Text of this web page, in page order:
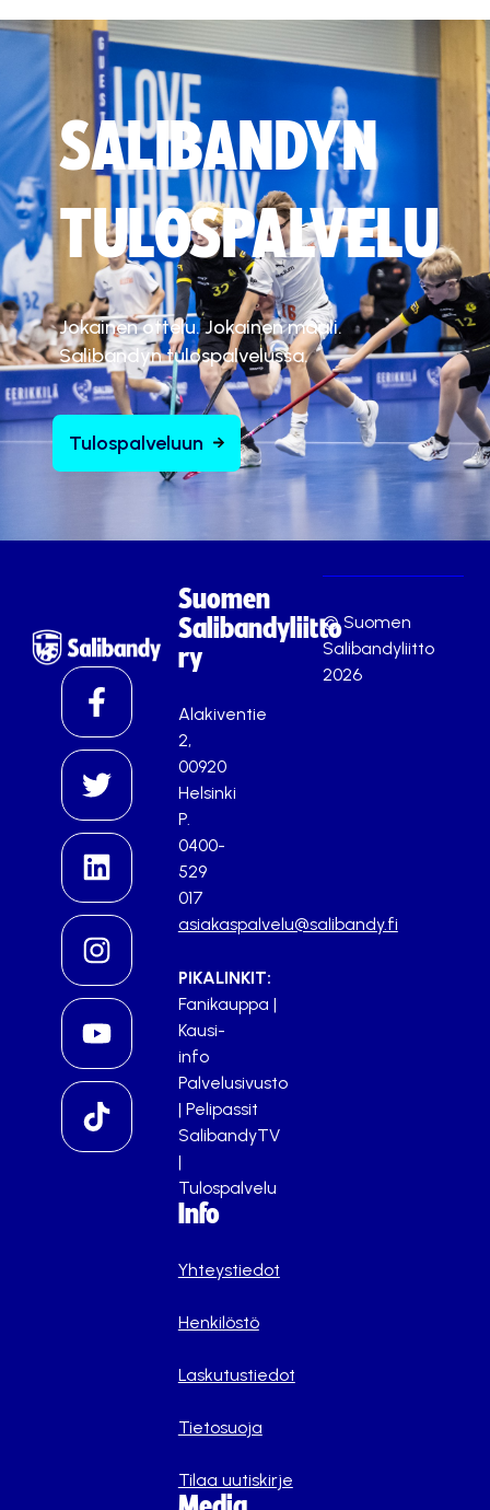
SALIBANDYN
TULOSPALVELU
Jokainen ottelu. Jokainen maali.
Salibandyn tulospalvelussa.
Tulospalveluun
Suomen
Salibandyliitto
ry
Alakiventie
2,
00920
Helsinki
P.
0400-
529
017
asiakaspalvelu@salibandy.fi
PIKALINKIT:
Fanikauppa |
Kausi-
info
Palvelusivusto
| Pelipassit
SalibandyTV
|
Tulospalvelu
Info
Yhteystiedot
Henkilöstö
Laskutustiedot
Tietosuoja
Tilaa uutiskirje
© Suomen
Salibandyliitto
2026